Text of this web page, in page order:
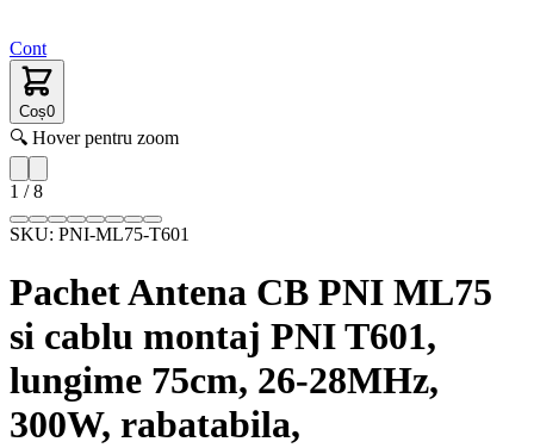
Cont
Coș0
🔍 Hover pentru zoom
1 /8
SKU: PNI-ML75-T601
Pachet Antena CB PNI ML75
si cablu montaj PNI T601,
lungime 75cm, 26-28MHz,
300W, rabatabila,